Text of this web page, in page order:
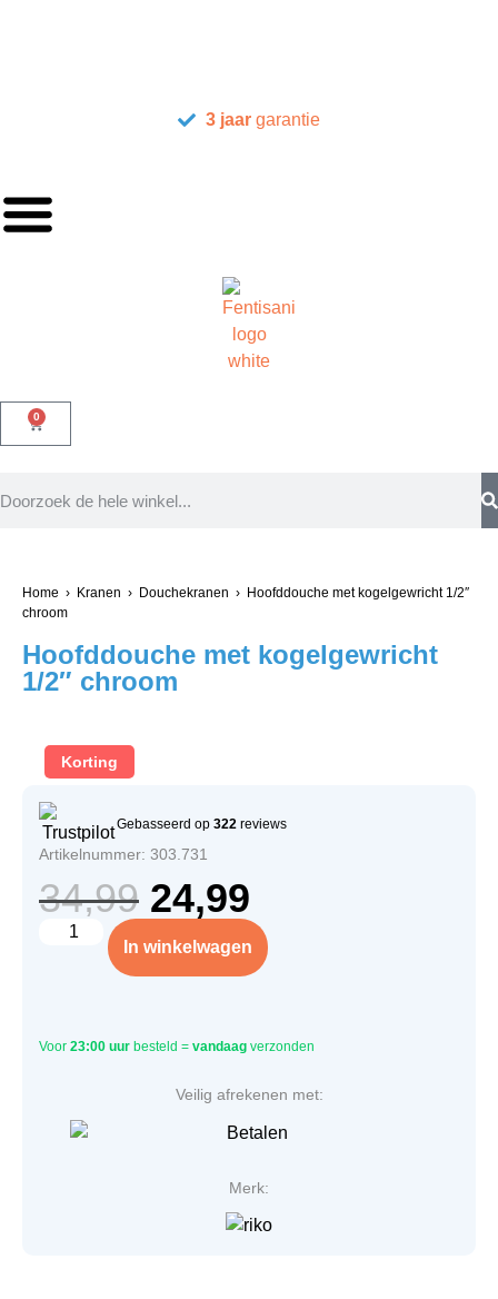
3 jaar garantie
0
Home › Kranen › Douchekranen › Hoofddouche met kogelgewricht 1/2″
chroom
Hoofddouche met kogelgewricht
1/2″ chroom
Korting
Gebasseerd op 322 reviews
Artikelnummer: 303.731
34,99 24,99
In winkelwagen
Voor 23:00 uur besteld = vandaag verzonden
Veilig afrekenen met:
Merk: